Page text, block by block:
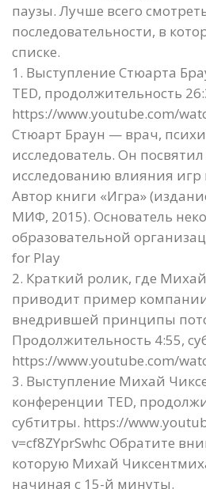
паузы. Лучше всего
последовательности, в
списке.
1. Выступление Стюарта
TED, продолжительность
https://www.youtube.com/
Стюарт Браун — врач,
исследователь. Он
исследованию влияния игр
Автор книги «Игра»
МИФ, 2015). Основатель
образовательной
for Play
2. Краткий ролик, где
приводит пример
внедрившей принципы
Продолжительность 4:55,
https://www.youtube.com/
3. Выступление Михай
конференции TED,
субтитры. https://
v=cf8ZYprSwhc Обратите
которую Михай
начиная с 15-й минуты.